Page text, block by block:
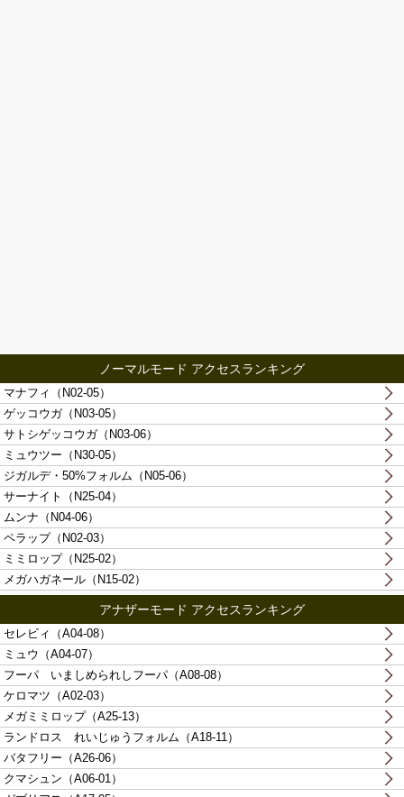
ノーマルモード アクセスランキング
マナフィ（N02-05）
ゲッコウガ（N03-05）
サトシゲッコウガ（N03-06）
ミュウツー（N30-05）
ジガルデ・50%フォルム（N05-06）
サーナイト（N25-04）
ムンナ（N04-06）
ペラップ（N02-03）
ミミロップ（N25-02）
メガハガネール（N15-02）
アナザーモード アクセスランキング
セレビィ（A04-08）
ミュウ（A04-07）
フーパ いましめられしフーパ（A08-08）
ケロマツ（A02-03）
メガミミロップ（A25-13）
ランドロス れいじゅうフォルム（A18-11）
バタフリー（A26-06）
クマシュン（A06-01）